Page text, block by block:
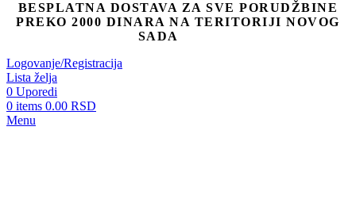
BESPLATNA DOSTAVA ZA SVE PORUDŽBINE
PREKO 2000 DINARA NA TERITORIJI NOVOG
SADA
Logovanje/Registracija
Lista želja
0 Uporedi
0 items 0.00 RSD
Menu